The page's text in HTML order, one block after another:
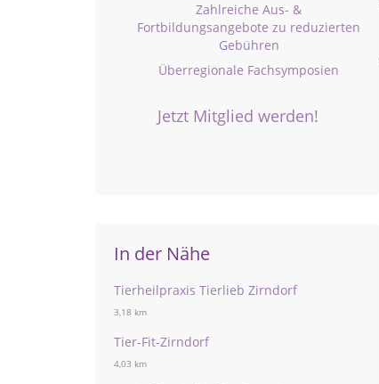
Zahlreiche Aus- &
Fortbildungsangebote zu reduzierten
Gebühren
Überregionale Fachsymposien
Jetzt Mitglied werden!
In der Nähe
Tierheilpraxis Tierlieb Zirndorf
3,18 km
Tier-Fit-Zirndorf
4,03 km